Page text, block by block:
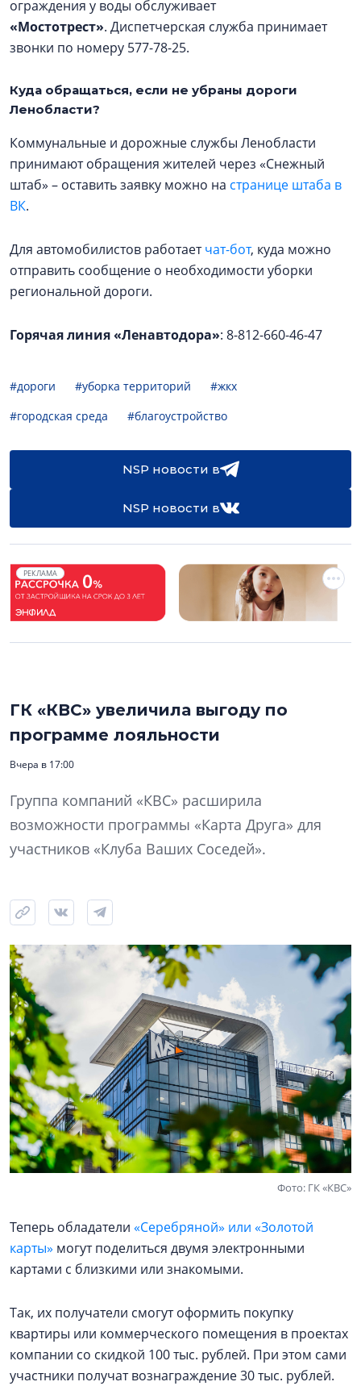
ограждения у воды обслуживает
«Мостотрест». Диспетчерская служба принимает
звонки по номеру 577-78-25.
Куда обращаться, если не убраны дороги
Ленобласти?
Коммунальные и дорожные службы Ленобласти
принимают обращения жителей через «Снежный
штаб» – оставить заявку можно на странице штаба в
ВК.
Для автомобилистов работаетчат-бот, куда можно
отправить сообщение о необходимости уборки
региональной дороги.
Горячая линия «Ленавтодора»: 8-812-660-46-47
#дороги #уборка территорий
#жкх
#городская среда
#благоустройство
NSP новости в
NSP новости в
РЕКЛАМА
ГК «КВС» увеличила выгоду по
программе лояльности
Вчера в 17:00
Группа компаний «КВС» расширила
возможности программы «Карта Друга» для
участников «Клуба Ваших Соседей».
Фото: ГК «КВС»
Теперь обладатели «Серебряной» или «Золотой
карты» могут поделиться двумя электронными
картами с близкими или знакомыми.
Так, их получатели смогут оформить покупку
квартиры или коммерческого помещения в проектах
компании со скидкой 100 тыс. рублей. При этом сами
участники получат вознаграждение 30 тыс. рублей.